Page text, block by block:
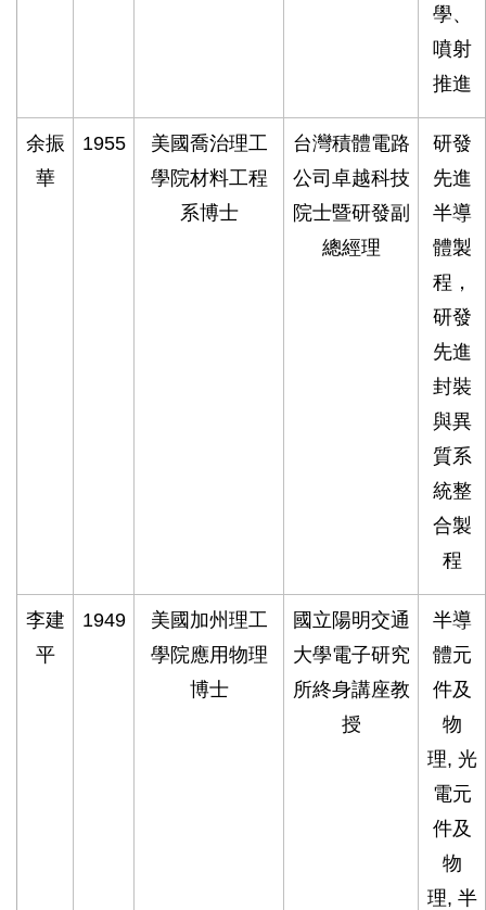
學、
噴射
推進
余振
華
1955
美國喬治理工
學院材料工程
系博士
台灣積體電路
公司卓越科技
院士暨研發副
總經理
研發
先進
半導
體製
程，
研發
先進
封裝
與異
質系
統整
合製
程
李建
平
1949
美國加州理工
學院應用物理
博士
國立陽明交通
大學電子研究
所終身講座教
授
半導
體元
件及
物
理, 光
電元
件及
物
理, 半